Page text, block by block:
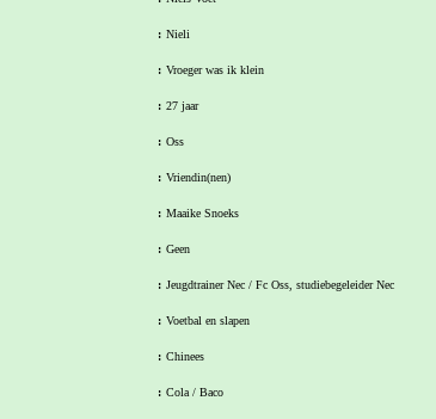
: Nieli
: Vroeger was ik klein
: 27 jaar
: Oss
: Vriendin(nen)
: Maaike Snoeks
: Geen
: Jeugdtrainer Nec / Fc Oss, studiebegeleider Nec
: Voetbal en slapen
: Chinees
: Cola / Baco